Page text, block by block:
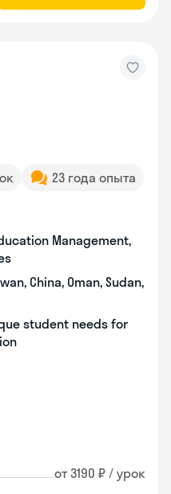
23 года опыта
Management,
China, Oman, Sudan,
student needs for
от 3190 ₽ / урок